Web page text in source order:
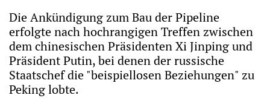
Die Ankündigung zum Bau der Pipeline
erfolgte nach hochrangigen Treffen zwischen
dem chinesischen Präsidenten Xi Jinping und
Präsident Putin, bei denen der russische
Staatschef die "beispiellosen Beziehungen" zu
Peking lobte.